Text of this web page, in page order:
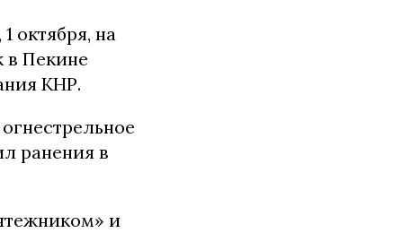
октября, на
в Пекине
КНР.
ранения в
и